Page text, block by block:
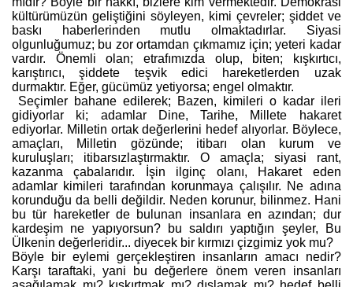
kültürümüzün geliştiğini söyleyen, kimi çevreler; şiddet ve
baskı haberlerinden mutlu olmaktadırlar. Siyasi
olgunluğumuz; bu zor ortamdan çıkmamız için; yeteri kadar
vardır. Önemli olan; etrafımızda olup, biten; kışkırtıcı,
karıştırıcı, şiddete teşvik edici hareketlerden uzak
durmaktır. Eğer, gücümüz yetiyorsa; engel olmaktır.
Seçimler bahane edilerek; Bazen, kimileri o kadar ileri
gidiyorlar ki; adamlar Dine, Tarihe, Millete hakaret
ediyorlar. Milletin ortak değerlerini hedef alıyorlar. Böylece,
amaçları, Milletin gözünde; itibarı olan kurum ve
kuruluşları; itibarsızlaştırmaktır. O amaçla; siyasi rant,
kazanma çabalarıdır. İşin ilginç olanı, Hakaret eden
adamlar kimileri tarafından korunmaya çalışılır. Ne adına
korunduğu da belli değildir. Neden korunur, bilinmez. Hani
bu tür hareketler de bulunan insanlara en azından; dur
kardeşim ne yapıyorsun? bu saldırı yaptığın şeyler, Bu
Ülkenin değerleridir... diyecek bir kırmızı çizgimiz yok mu?
Böyle bir eylemi gerçekleştiren insanların amacı nedir?
Karşı taraftaki, yani bu değerlere önem veren insanları